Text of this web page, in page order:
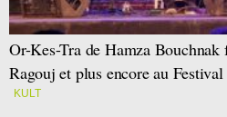
Or-Kes-Tra de Hamza
Ragouj et plus encore au
KULT